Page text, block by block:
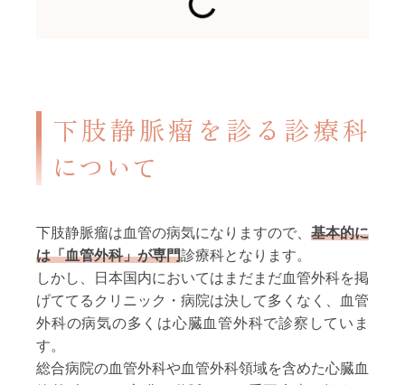
下肢静脈瘤を診る診療科
について
下肢静脈瘤は血管の病気になりますので、 基本的に
は「血管外科」が専門診療科となります。
しかし、日本国内においてはまだまだ血管外科を掲
げててるクリニック・病院は決して多くなく、血管
外科の病気の多くは心臓血管外科で診察していま
す。
総合病院の血管外科や血管外科領域を含めた心臓血